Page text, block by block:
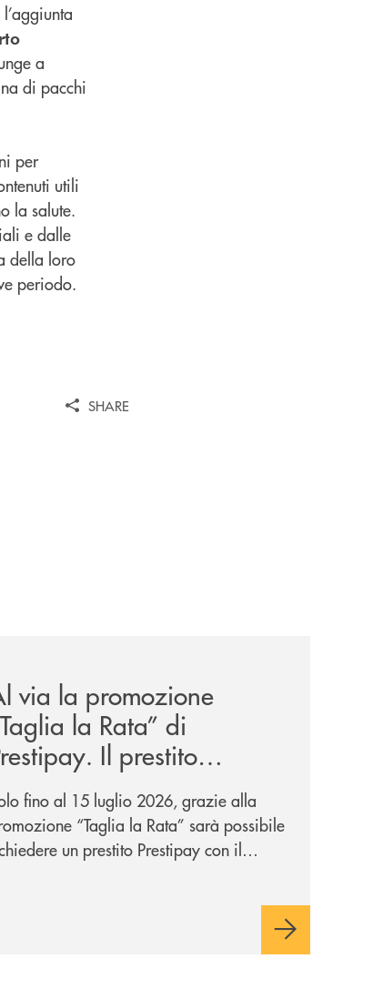
a
di pacchi
per
utili
la salute.
e dalle
della loro
periodo.
SHARE
via la promozione
la Rata” di
Il prestito
personale che si fa in due
te!
fino al 15 luglio 2026, grazie alla
“Taglia la Rata” sarà possibile
un prestito Prestipay con il